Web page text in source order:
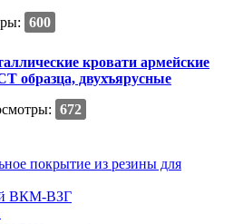
600
кровати армейские
образца, двухъярусные
672